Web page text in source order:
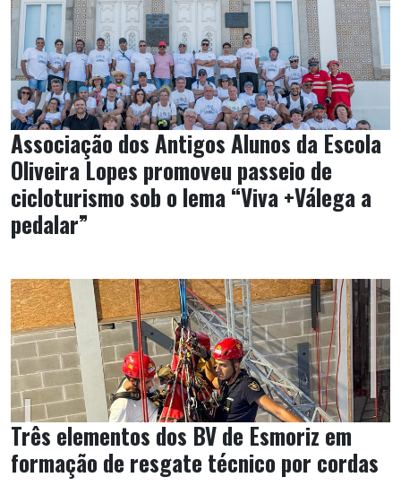
Associação dos Antigos Alunos da Escola
Oliveira Lopes promoveu passeio de
cicloturismo sob o lema “Viva +Válega a
pedalar”
Três elementos dos BV de Esmoriz em
formação de resgate técnico por cordas